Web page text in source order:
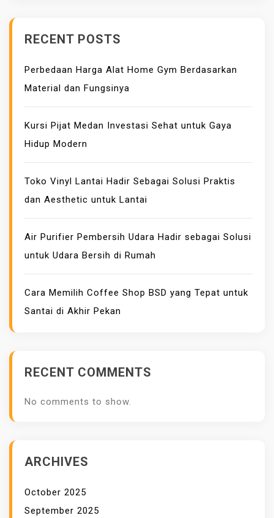
U
G
M
RECENT POSTS
Perbedaan Harga Alat Home Gym Berdasarkan
Material dan Fungsinya
Kursi Pijat Medan Investasi Sehat untuk Gaya
Hidup Modern
Toko Vinyl Lantai Hadir Sebagai Solusi Praktis
dan Aesthetic untuk Lantai
Air Purifier Pembersih Udara Hadir sebagai Solusi
untuk Udara Bersih di Rumah
Cara Memilih Coffee Shop BSD yang Tepat untuk
Santai di Akhir Pekan
RECENT COMMENTS
No comments to show.
ARCHIVES
October 2025
September 2025